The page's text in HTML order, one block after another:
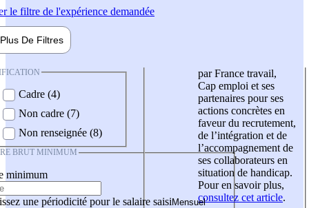
le filtre de l'expérience demandée
Plus De Filtres
Cadre (4)
Non cadre (7)
Non renseignée (8)
BRUT MINIMUM
minimum
une périodicité pour le salaire saisi
par France travail,
Cap emploi et ses
partenaires pour ses
actions concrètes en
faveur du recrutement,
de l’intégration et de
l’accompagnement de
ses collaborateurs en
situation de handicap.
Pour en savoir plus,
consultez cet article.